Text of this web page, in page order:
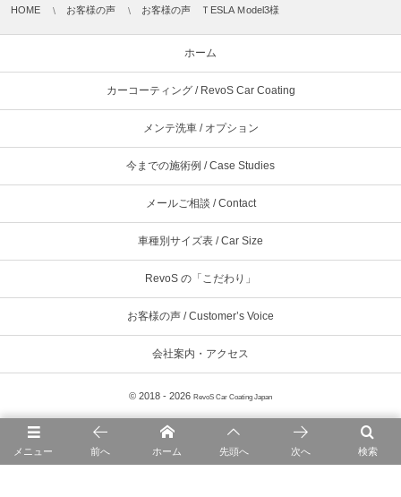
HOME お客様の声 お客様の声 ＴESLA Ｍodel3様
ホーム
カーコーティング / RevoS Car Coating
メンテ洗車 / オプション
今までの施術例 / Case Studies
メールご相談 / Contact
車種別サイズ表 / Car Size
RevoS の「こだわり」
お客様の声 / Customer’s Voice
会社案内・アクセス
© 2018 - 2026 RevoS Car Coating Japan
メニュー 検索
前へ ホーム 先頭へ 次へ